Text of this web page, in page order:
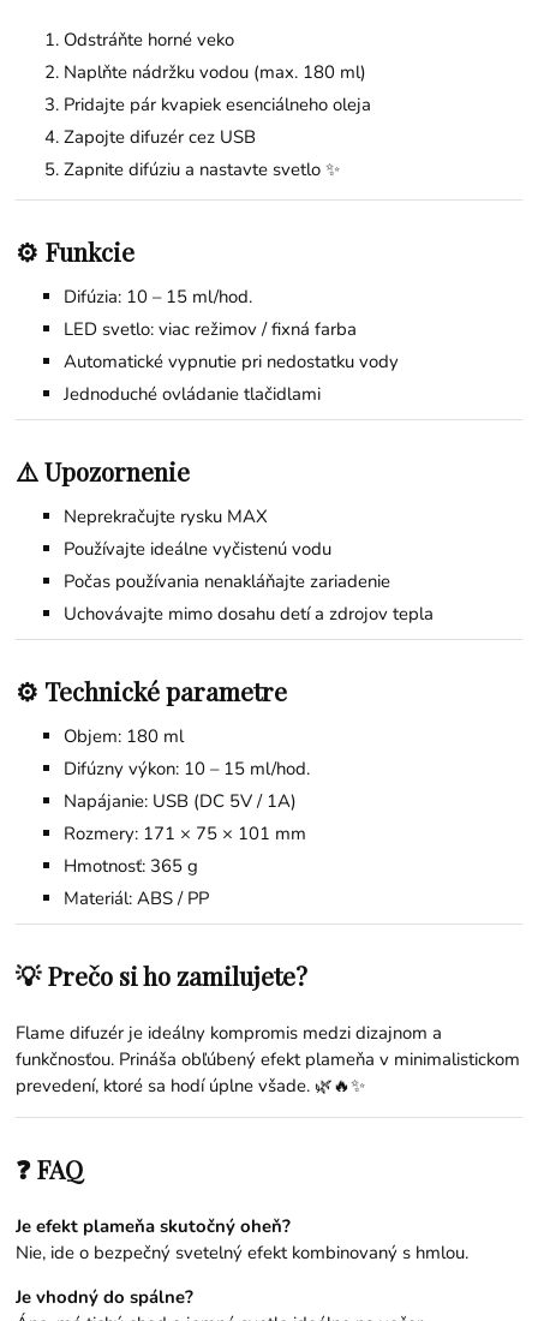
Odstráňte horné veko
Naplňte nádržku vodou (max. 180 ml)
Pridajte pár kvapiek esenciálneho oleja
Zapojte difuzér cez USB
Zapnite difúziu a nastavte svetlo ✨
⚙️ Funkcie
Difúzia: 10 – 15 ml/hod.
LED svetlo: viac režimov / fixná farba
Automatické vypnutie pri nedostatku vody
Jednoduché ovládanie tlačidlami
⚠️ Upozornenie
Neprekračujte rysku MAX
Používajte ideálne vyčistenú vodu
Počas používania nenakláňajte zariadenie
Uchovávajte mimo dosahu detí a zdrojov tepla
⚙️ Technické parametre
Objem: 180 ml
Difúzny výkon: 10 – 15 ml/hod.
Napájanie: USB (DC 5V / 1A)
Rozmery: 171 × 75 × 101 mm
Hmotnosť: 365 g
Materiál: ABS / PP
💡 Prečo si ho zamilujete?
Flame difuzér je ideálny kompromis medzi dizajnom a
funkčnosťou. Prináša obľúbený efekt plameňa v minimalistickom
prevedení, ktoré sa hodí úplne všade. 🌿🔥✨
❓ FAQ
Je efekt plameňa skutočný oheň?
Nie, ide o bezpečný svetelný efekt kombinovaný s hmlou.
Je vhodný do spálne?